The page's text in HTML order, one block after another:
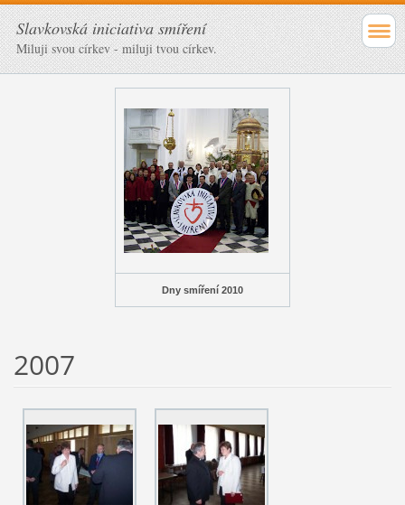
Slavkovská iniciativa smíření
Miluji svou církev - miluji tvou církev.
Dny smíření 2010
2007